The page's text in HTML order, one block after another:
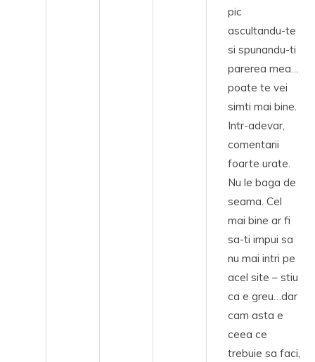
pic
ascultandu-te
si spunandu-ti
parerea mea…
poate te vei
simti mai bine.
Intr-adevar,
comentarii
foarte urate.
Nu le baga de
seama. Cel
mai bine ar fi
sa-ti impui sa
nu mai intri pe
acel site – stiu
ca e greu…dar
cam asta e
ceea ce
trebuie sa faci,